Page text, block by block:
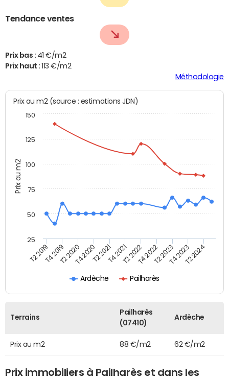
Tendance ventes
Prix bas : 41 €/m2
Prix haut :
113 €/m2
Méthodologie
Prix au m2
Prix au m2 (source : estimations JDN)
Ardèche Pailharès
T2 2019T4 2019T2 2020T4 2020T2 2021T4 2021T2 2022T4 2022T2 2023T4 2023T2 2024
25
50
75
100
125
150
Terrains
Pailharès
(07410)
Ardèche
Prix au m2 88 €/m2 62 €/m2
Prix immobiliers à Pailharès et dans les